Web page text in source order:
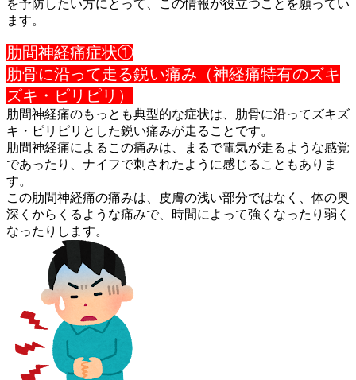
を予防したい方にとって、この情報が役立つことを願ってい
ます。
肋間神経痛症状①
肋骨に沿って走る鋭い痛み（神経痛特有のズキ
ズキ・ピリピリ）
肋間神経痛のもっとも典型的な症状は、肋骨に沿ってズキズ
キ・ピリピリとした鋭い痛みが走ることです。
肋間神経痛によるこの痛みは、まるで電気が走るような感覚
であったり、ナイフで刺されたように感じることもありま
す。
この肋間神経痛の痛みは、皮膚の浅い部分ではなく、体の奥
深くからくるような痛みで、時間によって強くなったり弱く
なったりしま す。